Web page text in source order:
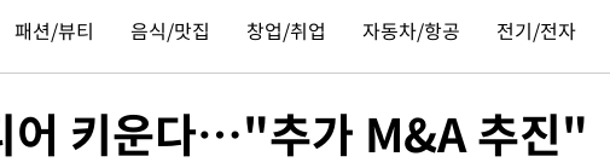
패션/뷰티 음식/맛집 창업/취업 자동차/항공 전기/전자
어 키운다…"추가 M&A 추진"